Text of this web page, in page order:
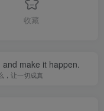
收藏
make it happen.
，让一切成真